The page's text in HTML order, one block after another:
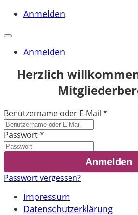
Anmelden
Anmelden
Herzlich
Benutzername oder E-Mail *
Passwort*
Passwort vergessen?
Impressum
Datenschutzerklärung